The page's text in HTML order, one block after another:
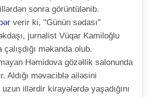
sonra görüntülənib.
verir ki, "Günün sədası"
jurnalist Vüqar Kamiloğlu
çalışdığı məkanda olub.
Həmidova gözəllik salonunda
Aldığı məvaciblə ailəsini
uzun illərdir kirayələrdə yaşadığını